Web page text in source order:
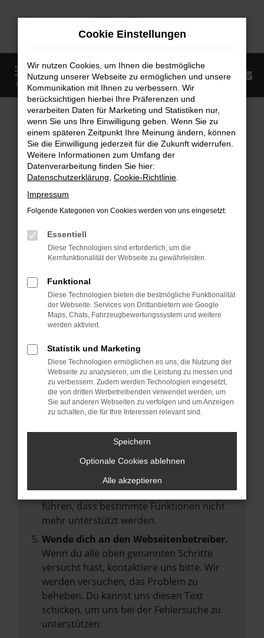
Zum
MENÜ
Startseite Fahrzeugangebote Fahrzeugmarkt
Fahrzeugmarkt
Fehler: Network Error
Beim Laden ist ein Fehler aufgetreten.
Hier sind ein paar Tipps, die dir helfen können:
Überprüfe deine Firewall und deine
Internetverbindung.
deine Suchmaschine?
Prüfe deine Browsererweiterungen.
Manche Erweiterungen, wie Werbeblocker,
können das Laden bestimmter Seiten
anderen Browser oder in einem privaten
Fenster?
Starte dein Gerät neu.
Das kann manchmal helfen,
vorübergehende Probleme zu beheben.
Stelle sicher, dass dein Browser und dein
Betriebssystem auf dem neuesten Stand
Veraltete Software birgt nicht nur ein
Sicherheitsrisiko, sondern kann auch dazu
führen, dass bestimmte Funktionen nicht
mehr unterstützt werden.
Wende dich an den Webseitenbetreiber.
Wenn du alle oben genannten Schritte
versucht hast, kontaktiere uns bitte. Wir
werden versuchen, das Problem zu
beheben. Du kannst uns diesen Text
schicken, um uns bei der Fehlersuche zu
unterstützen:
Cookie Einstellungen
Wir nutzen Cookies, um Ihnen die bestmögliche
Nutzung unserer Webseite zu ermöglichen und unsere
Kommunikation mit Ihnen zu verbessern. Wir
berücksichtigen hierbei Ihre Präferenzen und
verarbeiten Daten für Marketing und Statistiken nur,
wenn Sie uns Ihre Einwilligung geben. Wenn Sie zu
einem späteren Zeitpunkt Ihre Meinung ändern, können
Sie die Einwilligung jederzeit für die Zukunft widerrufen.
Weitere Informationen zum Umfang der
Datenverarbeitung finden Sie hier:
Datenschutzerklärung Cookie-Richtlinie
Impressum
Folgende Kategorien von Cookies werden von uns eingesetzt:
Essentiell
Diese Technologien sind erforderlich, um die
Kernfunktionalität der Webseite zu gewährleisten.
Funktional
Diese Technologien bieten die bestmögliche Funktionalität
der Webseite. Services von Drittanbietern wie Google
Maps, Chats, Fahrzeugbewertungssystem und weitere
werden aktiviert.
Statistik und Marketing
Diese Technologien ermöglichen es uns, die Nutzung der
Webseite zu analysieren, um die Leistung zu messen und
zu verbessern. Zudem werden Technologien eingesetzt,
die von dritten Werbetreibenden verwendet werden, um
Sie auf anderen Webseiten zu verfolgen und um Anzeigen
zu schalten, die für Ihre Interessen relevant sind.
Speichern
Optionale Cookies ablehnen
Alle akzeptieren